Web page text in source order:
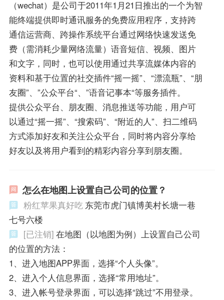
（wechat）是公司于2011年1月21日推出的一个为智
能终端提供即时通讯服务的免费应用程序，支持跨
通信运营商、跨操作系统平台通过网络快速发送免
费（需消耗少量网络流量）语音短信、视频、图片
和文字，同时，也可以使用通过共享流媒体内容的
资料和基于位置的社交插件“摇一摇”、“漂流瓶”、“朋
友圈”、”公众平台“、”语音记事本“等服务插件。
提供公众平台、朋友圈、消息推送等功能，用户可
以通过“摇一摇”、“搜索码”、“附近的人”、扫二维码
方式添加好友和关注公众平台，同时将内容分享给
好友以及将用户看到的精彩内容分享到朋友圈。
怎么在地图上设置自己公司的位置？
粉红苹果真好吃 东莞市虎门镇博美村长塘一巷
七号六楼
[已注销] 在地图（以地图为例）上设置自己公司
的位置的方法：
1、进入地图APP界面，选择“个人头像”。
2、进入个人信息界面，选择“常用地址”。
3、进入帐号登录界面，可以选择“跳过”不用登录。